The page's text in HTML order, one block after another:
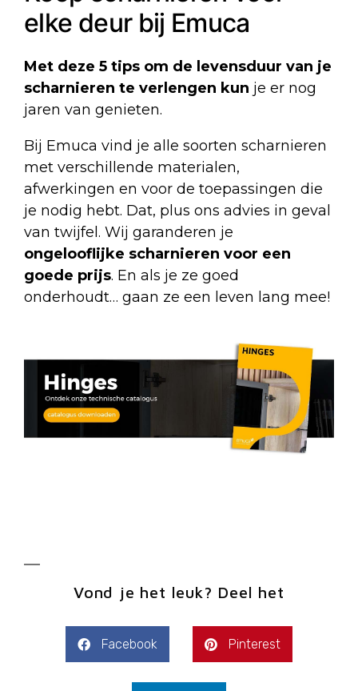
elke deur bij Emuca
Met deze 5 tips om de levensduur van je
scharnieren te verlengen kun je er nog
jaren van genieten.
Bij Emuca vind je alle soorten scharnieren
met verschillende materialen,
afwerkingen en voor de toepassingen die
je nodig hebt. Dat, plus ons advies in geval
van twijfel. Wij garanderen je
ongelooflijke scharnieren voor een
goede prijs. En als je ze goed
onderhoudt… gaan ze een leven lang mee!
Vond je het leuk? Deel het
Facebook Pinterest